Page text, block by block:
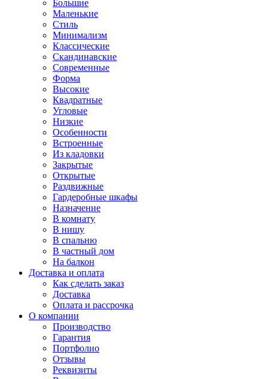
Большие
Маленькие
Стиль
Минимализм
Классические
Скандинавские
Современные
Форма
Высокие
Квадратные
Угловые
Низкие
Особенности
Встроенные
Из кладовки
Закрытые
Открытые
Раздвижные
Гардеробные шкафы
Назначение
В комнату
В нишу
В спальню
В частный дом
На балкон
Доставка и оплата
Как сделать заказ
Доставка
Оплата и рассрочка
О компании
Производство
Гарантия
Портфолио
Отзывы
Реквизиты